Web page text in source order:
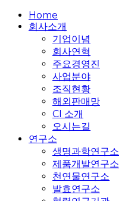
Close
Menu
Home
회사소개
기업이념
회사연혁
주요경영진
사업분야
조직현황
해외판매망
CI 소개
오시는길
연구소
생명과학연구소
제품개발연구소
천연물연구소
발효연구소